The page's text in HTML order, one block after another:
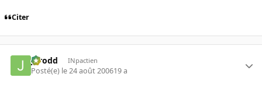
Citer
Jarodd INpactien
Posté(e) le 24 août 200619 a